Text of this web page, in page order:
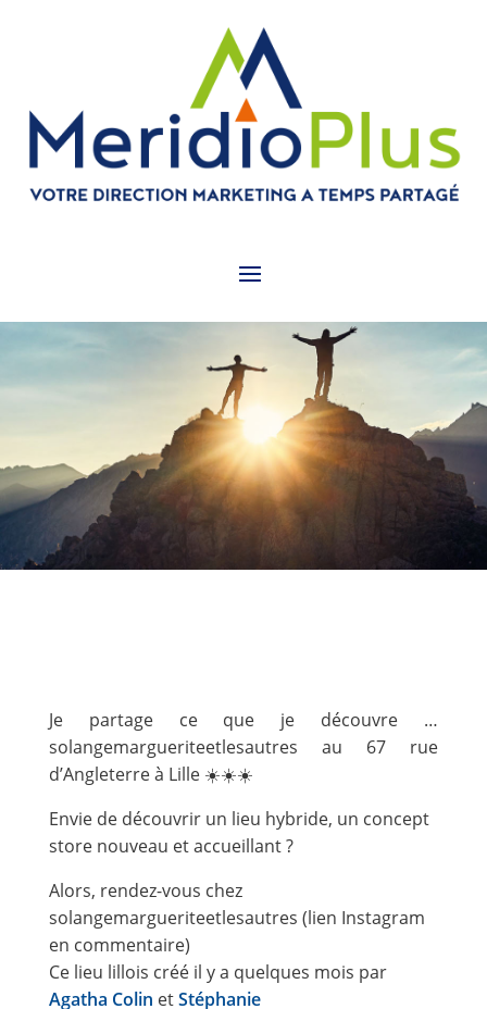
Je partage ce que je découvre …
solangemargueriteetlesautres au 67 rue
d’Angleterre à Lille ☀️☀️☀️
Envie de découvrir un lieu hybride, un concept
store nouveau et accueillant ?
Alors, rendez-vous chez
solangemargueriteetlesautres (lien Instagram
en commentaire)
Ce lieu lillois créé il y a quelques mois par
Agatha Colin etStéphanie